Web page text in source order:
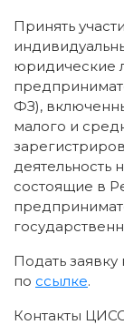
Принять
юридические
ФЗ),
малого и
деятельность
состоящие в
Подать
по ссылке.
Контакты